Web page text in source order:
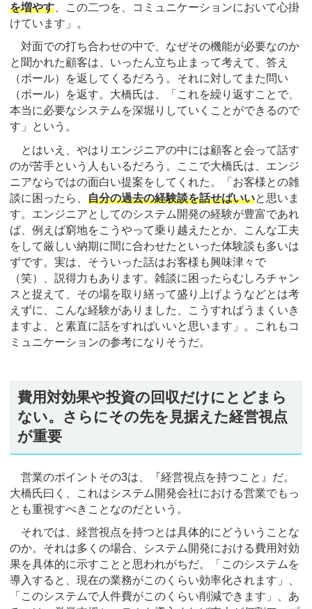
を増やす 、この二つを、コミュニケーションにおいて心掛
けています」。
対面での打ち合わせの中で、なぜその機能が必要なのか
と聞かれた顧客は、いったん立ち止まって考えて、答え
（ボール）を返してくるだろう。それに対してまた問い
（ボール）を返す。大橋氏は、「これを繰り返すことで、
本当に必要なシステムを深堀りしていくことができるので
す」という。
とはいえ、やはりエンジニアの中には顧客と会って話す
のが苦手という人もいるだろう。ここで大橋氏は、エンジ
ニアならではの面白い提案をしてくれた。「お客様との雑
談に困ったら、 自分の過去の経験談を話せばいいと思いま
す。エンジニアとしてのシステム開発の経験が豊富であれ
ば、例えば窮地をこうやって乗り越えたとか、こんな工夫
をして厳しい納期に間に合わせたといった体験談も多いは
ずです。実は、そういった話はお客様も興味津々で
（笑）、説得力もあります。雑談に困ったらむしろチャン
スと捉えて、その場を取り繕って盛り上げようなどとは考
えずに、こんな経験がありました、こうすればうまくいき
ますよ、と素直に話をすればいいと思います」。これもコ
ミュニケーションの参考になりそうだ。
費用対効果や投資の回収だけにとどまら
ない。さらにその先を見据えた経営視点
が重要
営業のポイントその3は、『経営視点を持つこと』だ。
大橋氏曰く、これはシステム開発会社における営業でもっ
とも重視すべきことなのだという。
それでは、経営視点を持つとは具体的にどういうことな
のか。それは多くの場合、システム開発における費用対効
果を具体的に示すことと思われがちだ。「このシステムを
導入すると、現在の業務がこのくらい効率化されます」、
「このシステムで人件費がこのくらい削減できます」、あ